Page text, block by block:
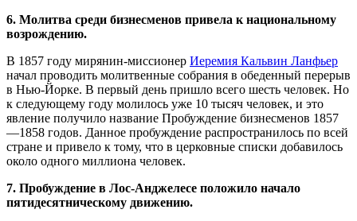
6. Молитва среди бизнесменов привела к национальному
возрождению.
В 1857 году мирянин-миссионер Иеремия Кальвин Ланфьер
начал проводить молитвенные собрания в обеденный перерыв
в Нью-Йорке. В первый день пришло всего шесть человек. Но
к следующему году молилось уже 10 тысяч человек, и это
явление получило название Пробуждение бизнесменов 1857
—1858 годов. Данное пробуждение распространилось по всей
стране и привело к тому, что в церковные списки добавилось
около одного миллиона человек.
7. Пробуждение в Лос-Анджелесе положило начало
пятидесятническому движению.